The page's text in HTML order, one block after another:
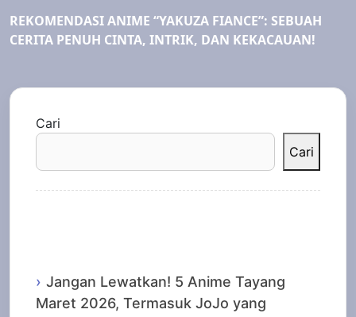
REKOMENDASI ANIME “YAKUZA FIANCE”: SEBUAH
CERITA PENUH CINTA, INTRIK, DAN KEKACAUAN!
Cari
Cari
Jangan Lewatkan! 5 Anime Tayang
Maret 2026, Termasuk JoJo yang